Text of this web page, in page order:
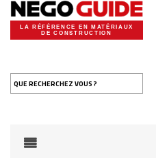
LA RÉFÉRENCE EN MATÉRIAUX
DE CONSTRUCTION
QUE RECHERCHEZ VOUS ?